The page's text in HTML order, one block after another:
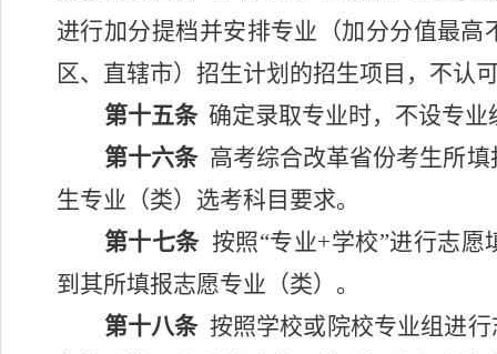
进行加分提档并安排专业（加分分值最高
区、直辖市）招生计划的招生项目，不认
第十五条 确定录取专业时，不设专业
第十六条 高考综合改革省份考生所
生专业（类）选考科目要求。
第十七条 按照“专业+学校”进行志愿
到其所填报志愿专业（类）。
第十八条 按照学校或院校专业组进